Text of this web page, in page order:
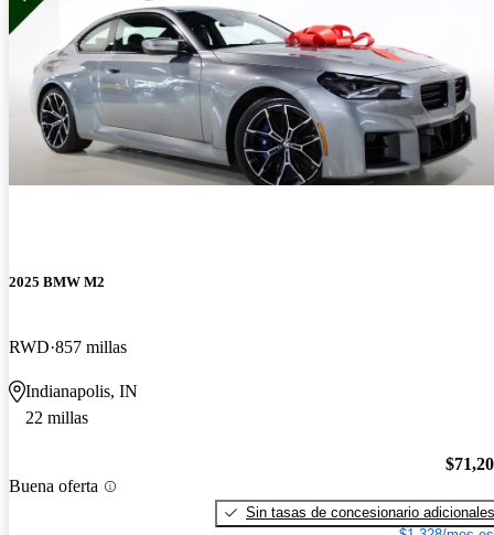
2025 BMW M2
RWD 857 millas
Indianapolis, IN
22 millas
Buena oferta
Sin tasas de concesionario adicionales